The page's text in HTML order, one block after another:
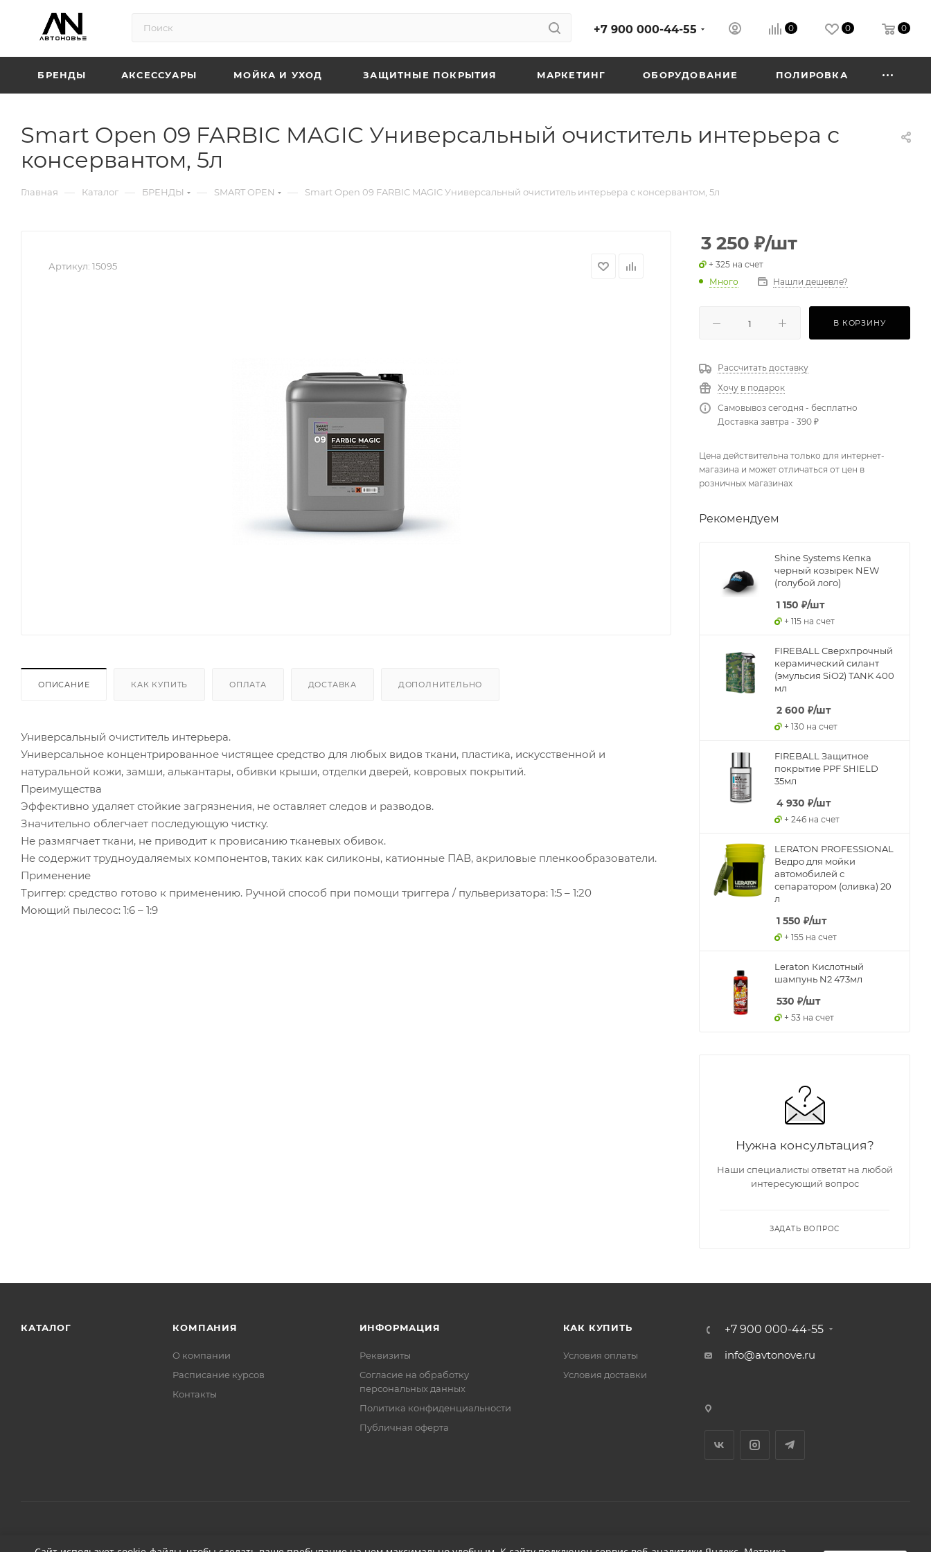
+7 900 000-44-55 0 0 0
БРЕНДЫ АКСЕССУАРЫ МОЙКА И УХОД ЗАЩИТНЫЕ ПОКРЫТИЯ МАРКЕТИНГ ОБОРУДОВАНИЕ ПОЛИРОВКА
Smart Open 09 FARBIC MAGIC Универсальный очиститель интерьера с
консервантом, 5л
Главная — Каталог — БРЕНДЫ — SMART OPEN — Smart Open 09 FARBIC MAGIC Универсальный очиститель интерьера с консервантом, 5л
Артикул: 15095
ОПИСАНИЕ КАК КУПИТЬ ОПЛАТА ДОСТАВКА ДОПОЛНИТЕЛЬНО
Универсальный очиститель интерьера.
Универсальное концентрированное чистящее средство для любых видов ткани, пластика, искусственной и
натуральной кожи, замши, алькантары, обивки крыши, отделки дверей, ковровых покрытий.
Преимущества
Эффективно удаляет стойкие загрязнения, не оставляет следов и разводов.
Значительно облегчает последующую чистку.
Не размягчает ткани, не приводит к провисанию тканевых обивок.
Не содержит трудноудаляемых компонентов, таких как силиконы, катионные ПАВ, акриловые пленкообразователи.
Применение
Триггер: средство готово к применению. Ручной способ при помощи триггера / пульверизатора: 1:5 – 1:20
Моющий пылесос: 1:6 – 1:9
3 250 ₽/шт
+ 325 на счет
Много
Нашли дешевле?
В КОРЗИНУ
Рассчитать доставку
Хочу в подарок
Самовывоз сегодня - бесплатно
Доставка завтра - 390 ₽
Цена действительна только для интернет-
магазина и может отличаться от цен в
розничных магазинах
Рекомендуем
Shine Systems Кепка
черный козырек NEW
(голубой лого)
1 150 ₽/шт
+ 115 на счет
FIREBALL Сверхпрочный
керамический силант
(эмульсия SiO2) TANK 400
мл
2 600 ₽/шт
+ 130 на счет
FIREBALL Защитное
покрытие PPF SHIELD
35мл
4 930 ₽/шт
+ 246 на счет
LERATON PROFESSIONAL
Ведро для мойки
автомобилей с
сепаратором (оливка) 20
л
1 550 ₽/шт
+ 155 на счет
Leraton Кислотный
шампунь N2 473мл
530 ₽/шт
+ 53 на счет
Нужна консультация?
Наши специалисты ответят на любой
интересующий вопрос
ЗАДАТЬ ВОПРОС
КАТАЛОГ КОМПАНИЯ
О компании
Расписание курсов
Контакты
ИНФОРМАЦИЯ
Реквизиты
Соглаcие на обработку
персональных данных
Политика конфиденциальности
Публичная оферта
КАК КУПИТЬ
Условия оплаты
Условия доставки
+7 900 000-44-55
info@avtonove.ru
Разработано в KAPUSTA LAB